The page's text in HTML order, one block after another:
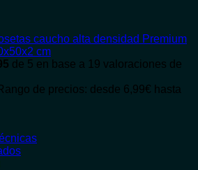
caucho alta densidad Premium
cm
de 5 en base a 19 valoraciones de
de precios: desde 6,99€ hasta